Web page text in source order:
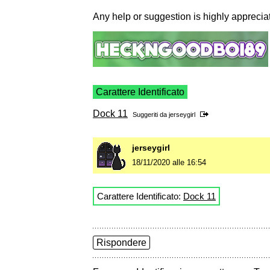
Any help or suggestion is highly
Carattere Identificato
Dock 11 Suggeriti da jerseygirl
jerseygirl
18/11/2020 alle 16:54
Carattere Identificato: Dock 11
Rispondere